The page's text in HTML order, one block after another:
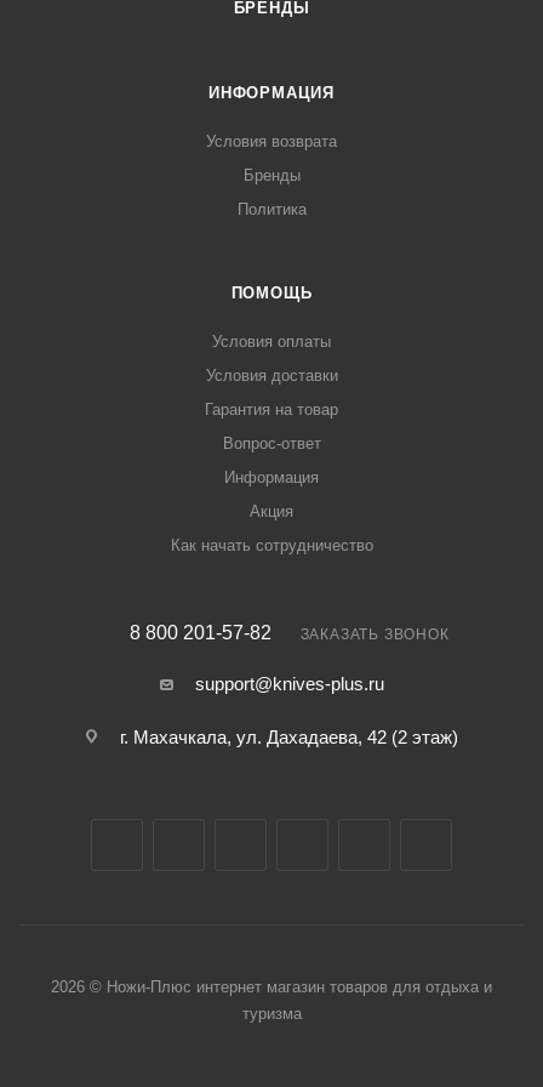
БРЕНДЫ
ИНФОРМАЦИЯ
Условия возврата
Бренды
Политика
ПОМОЩЬ
Условия оплаты
Условия доставки
Гарантия на товар
Вопрос-ответ
Информация
Акция
Как начать сотрудничество
8 800 201-57-82 ЗАКАЗАТЬ ЗВОНОК
support@knives-plus.ru
г. Махачкала, ул. Дахадаева, 42 (2 этаж)
2026 © Ножи-Плюс интернет магазин товаров для отдыха и
туризма